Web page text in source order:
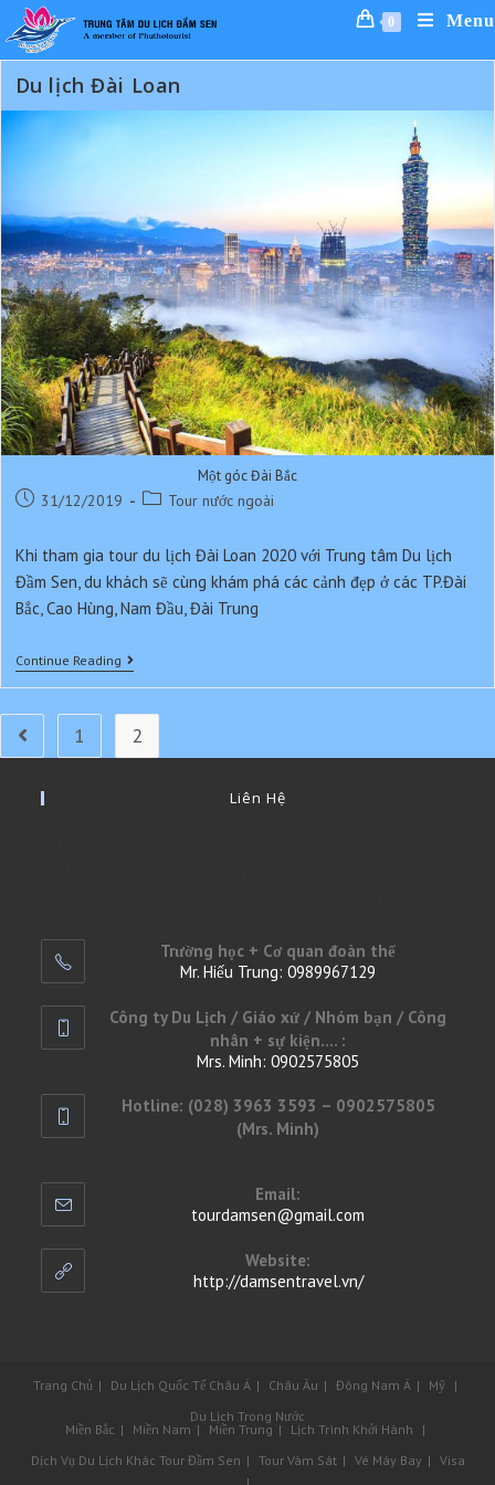
Skip
to
content
0 Menu
Du lịch Đài Loan
Một góc Đài Bắc
Post 31/12/2019
Post Tour nước ngoài
Khi tham gia tour du lịch Đài Loan 2020 với Trung tâm Du lịch
Đầm Sen, du khách sẽ cùng khám phá các cảnh đẹp ở các TP.Đài
Bắc, Cao Hùng, Nam Đầu, Đài Trung
Continue ReadingDu
Lịch
Loan
Go to the previous page
1 2
Liên Hệ
Trường học + Cơ quan đoàn thể
Mr. Hiếu Trung: 0989967129
in
your
Công ty Du Lịch / Giáo xứ / Nhóm bạn / Công
nhân + sự kiện.... :
Mrs. Minh: 0902575805
in
your
Hotline: (028) 3963 3593 – 0902575805
(Mrs. Minh)
Email:
tourdamsen@gmail.com
application
Website:
http://damsentravel.vn/
Trang Chủ Du Lịch Quốc Tế Châu Á Châu Âu Đông Nam Á
Mỹ
Du Lịch Trong Nước
Miền Bắc
Miền Nam Miền Trung
Lịch Trình Khởi Hành
Dịch Vụ Du Lịch Khác Tour Đầm Sen Tour Vàm Sát Vé Máy Bay Visa